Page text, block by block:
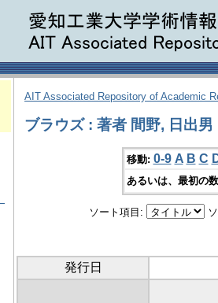
AIT Associated Repository of Academic
ブラウズ : 著者 間野, 日出男
移動: 0-9 A B C
あるいは、最初の
ソート項目:
発行日